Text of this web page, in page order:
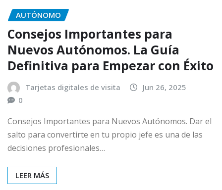
AUTÓNOMO
Consejos Importantes para
Nuevos Autónomos. La Guía
Definitiva para Empezar con Éxito
Tarjetas digitales de visita
Jun 26, 2025
0
Consejos Importantes para Nuevos Autónomos. Dar el
salto para convertirte en tu propio jefe es una de las
decisiones profesionales…
LEER MÁS